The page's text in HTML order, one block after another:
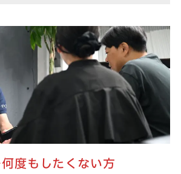
度もしたくない方